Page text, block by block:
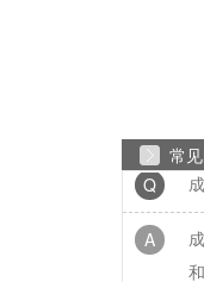
常
Q
A